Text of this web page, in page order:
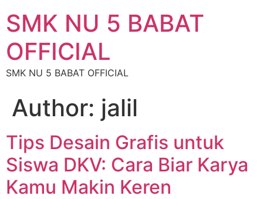
SMK NU 5 BABAT
OFFICIAL
SMK NU 5 BABAT OFFICIAL
Author: jalil
Tips Desain Grafis untuk
Siswa DKV: Cara Biar Karya
Kamu Makin Keren